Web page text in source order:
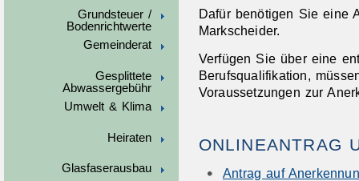
Grundsteuer /
Bodenrichtwerte
Gemeinderat
Gesplittete
Abwassergebühr
Umwelt & Klima
Heiraten
Glasfaserausbau
Dafür benötigen Sie eine
Markscheider.
Verfügen Sie über eine
Berufsqualifikation,
Voraussetzungen zur
ONLINEANTRAG
Antrag auf